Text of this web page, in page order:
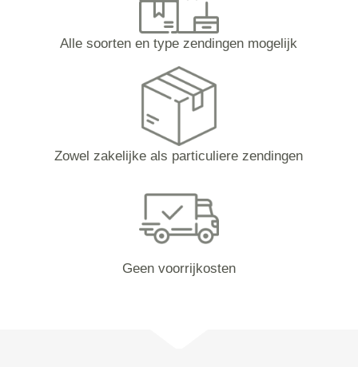
Alle soorten en type zendingen mogelijk
Zowel zakelijke als particuliere zendingen
Geen voorrijkosten